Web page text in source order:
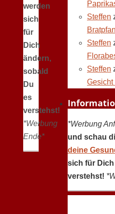
werden
sich
für
Dich
ändern,
sobald
Du
es
verstehst!
*Werbung
Ende*
Steffen
Steffen
Steffen
Gesicht
*Werbung
und schau
deine
sich für
verstehst!